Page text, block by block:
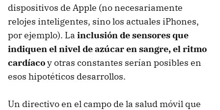
dispositivos de Apple (no necesariamente
relojes inteligentes, sino los actuales iPhones,
por ejemplo). La inclusión de sensores que
indiquen el nivel de azúcar en sangre, el ritmo
cardíacoy otras constantes serían posibles en
esos hipotéticos desarrollos.
Un directivo en el campo de la salud móvil que